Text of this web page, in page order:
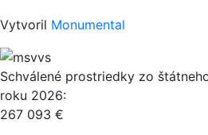
Vytvoril Monumental
Schválené prostriedky zo
roku 2026:
267 093 €